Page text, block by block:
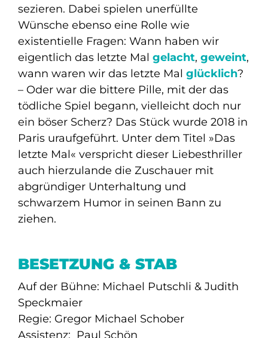
sezieren. Dabei spielen unerfüllte
Wünsche ebenso eine Rolle wie
existentielle Fragen: Wann haben wir
eigentlich das letzte Mal gelacht, geweint,
wann waren wir das letzte Mal glücklich?
– Oder war die bittere Pille, mit der das
tödliche Spiel begann, vielleicht doch nur
ein böser Scherz? Das Stück wurde 2018 in
Paris uraufgeführt. Unter dem Titel »Das
letzte Mal« verspricht dieser Liebesthriller
auch hierzulande die Zuschauer mit
abgründiger Unterhaltung und
schwarzem Humor in seinen Bann zu
ziehen.
BESETZUNG & STAB
Auf der Bühne: Michael Putschli & Judith
Speckmaier
Regie: Gregor Michael Schober
Assistenz: Paul Schön